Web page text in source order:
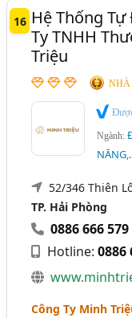
16 Hệ Thống
Ty TNHH
Triệu
NHÀ
Ngành:
52/346 Thiên
TP. Hải Phòng
0886 666 579
Hotline:0886
Công Ty Minh